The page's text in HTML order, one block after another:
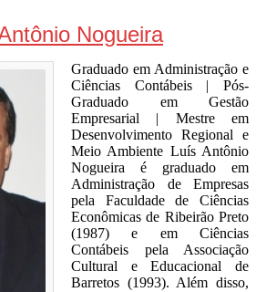
Nogueira
Graduado em Administração e
Ciências Contábeis | Pós-
Graduado em Gestão
Empresarial | Mestre em
Desenvolvimento Regional e
Meio Ambiente Luís Antônio
Nogueira é graduado em
Administração de Empresas
pela Faculdade de Ciências
Econômicas de Ribeirão Preto
(1987) e em Ciências
Contábeis pela Associação
Cultural e Educacional de
Barretos (1993). Além disso,